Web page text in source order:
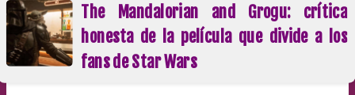
The Mandalorian and Grogu: crítica
honesta de la película que divide a los
fans de Star Wars